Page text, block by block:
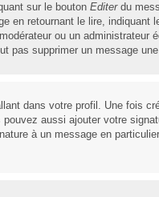
sur le bouton Editerdu
en retournant le lire, indiquant
ou un administrateur
pas supprimer un message
dans votre profil. Une fois
aussi ajouter votre
à un message en